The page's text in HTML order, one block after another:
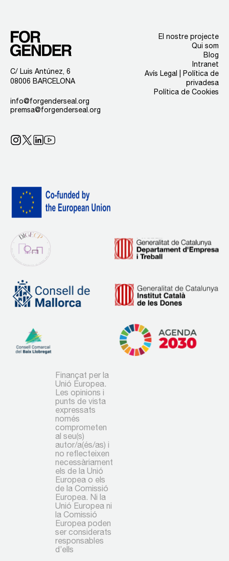
C/ Luis Antúnez, 6
08006 BARCELONA
info@forgenderseal.org
premsa@forgenderseal.org
El nostre projecte
Qui som
Blog
Intranet
Avís Legal | Política de
privadesa
Política de Cookies
Finançat per la
Unió Europea.
Les opinions i
punts de vista
expressats
només
comprometen
al seu(s)
autor/a(és/as) i
no reflecteixen
necessàriament
els de la Unió
Europea o els
de la Comissió
Europea. Ni la
Unió Europea ni
la Comissió
Europea poden
ser considerats
responsables
d’ells